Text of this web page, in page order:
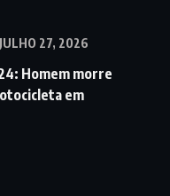
JULHO 27, 2026
Homem morre
em